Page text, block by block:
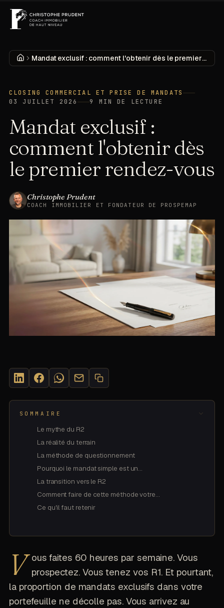
MENU
Accueil Mandat exclusif : comment l'obtenir dès le premier rendez-vous
CLOSING COMMERCIAL ET PRISE DE MANDATS
03 JUILLET 2026
9 MIN DE LECTURE
Mandat exclusif :
comment l'obtenir dès
le premier rendez-vous
Christophe Prudent
COACH IMMOBILIER ET FONDATEUR DE PROSPEMAP
SOMMAIRE
Le mythe du R2
La réalité du terrain
La méthode de questionnement
Pourquoi le mandat simple est un…
La transition vers le R2
Comment faire de cette méthode votre…
Ce qu'il faut retenir
V ous faites 60 heures par semaine. Vous
prospectez. Vous tenez vos R1. Et pourtant,
la proportion de mandats exclusifs dans votre
portefeuille ne décolle pas. Vous arrivez au